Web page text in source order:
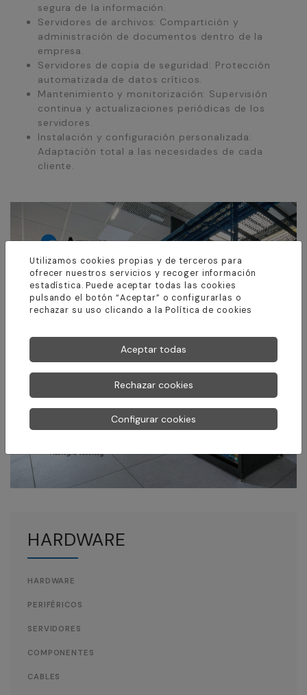
segura de la información.
Servidores de archivos: Compartición y
administración de documentos dentro de la
empresa.
Servidores de copia de seguridad: Protección
automatizada de datos críticos.
Mantenimiento y monitorización: Supervisión
continua y actualizaciones periódicas de los
servidores.
Instalación y configuración personalizada:
Adaptación total a las necesidades de cada
cliente.
HARDWARE
HARDWARE
PERIFÉRICOS
SERVIDORES
COMPONENTES
CABLES
Utilizamos cookies propias y de terceros para
ofrecer nuestros servicios y recoger información
estadística. Puede aceptar todas las cookies
pulsando el botón “Aceptar” o configurarlas o
rechazar su uso clicando a laPolítica de cookies
Aceptar todas
Rechazar cookies
Configurar cookies